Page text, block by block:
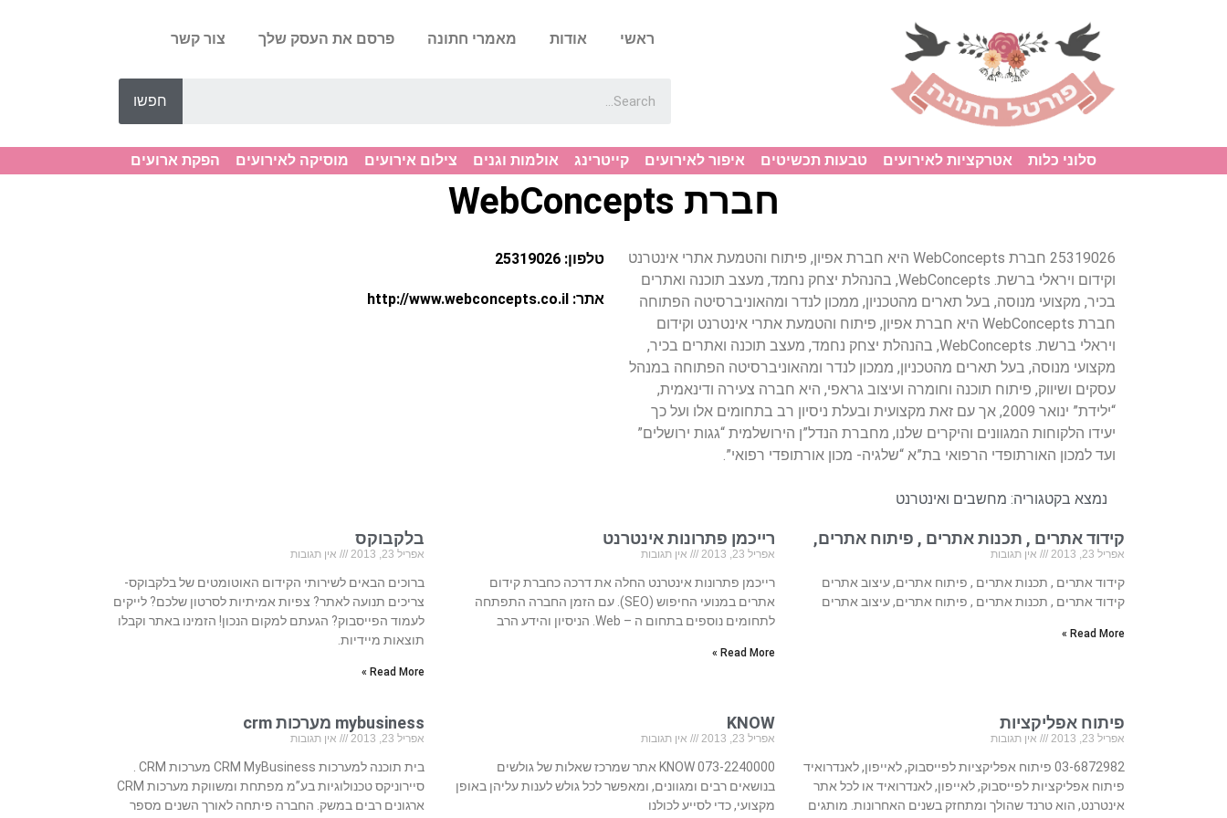
ראשי אודות מאמרי חתונה פרסם את העסק שלך צור קשר
חפשו
סלוני כלות אטרקציות לאירועים טבעות תכשיטים איפור לאירועים קייטרינג אולמות וגנים צילום אירועים מוסיקה לאירועים הפקת ארועים
חברת WebConcepts
25319026 חברת WebConcepts היא חברת אפיון, פיתוח והטמעת אתרי אינטרנט
וקידום ויראלי ברשת. WebConcepts, בהנהלת יצחק נחמד, מעצב תוכנה ואתרים
בכיר, מקצועי מנוסה, בעל תארים מהטכניון, ממכון לנדר ומהאוניברסיטה הפתוחה
חברת WebConcepts היא חברת אפיון, פיתוח והטמעת אתרי אינטרנט וקידום
ויראלי ברשת. WebConcepts, בהנהלת יצחק נחמד, מעצב תוכנה ואתרים בכיר,
מקצועי מנוסה, בעל תארים מהטכניון, ממכון לנדר ומהאוניברסיטה הפתוחה במנהל
עסקים ושיווק, פיתוח תוכנה וחומרה ועיצוב גראפי, היא חברה צעירה ודינאמית,
“ילידת” ינואר 2009, אך עם זאת מקצועית ובעלת ניסיון רב בתחומים אלו ועל כך
יעידו הלקוחות המגוונים והיקרים שלנו, מחברת הנדל”ן הירושלמית “גגות ירושלים”
ועד למכון האורתופדי הרפואי בת”א “שלגיה- מכון אורתופדי רפואי”.
טלפון: 25319026
אתר: http://www.webconcepts.co.il
נמצא בקטגוריה: מחשבים ואינטרנט
קידוד אתרים , תכנות אתרים , פיתוח אתרים,
אפריל 23, 2013 אין תגובות
קידוד אתרים , תכנות אתרים , פיתוח אתרים, עיצוב אתרים
קידוד אתרים , תכנות אתרים , פיתוח אתרים, עיצוב אתרים
Read More »
רייכמן פתרונות אינטרנט
אפריל 23, 2013 אין תגובות
רייכמן פתרונות אינטרנט החלה את דרכה כחברת קידום
אתרים במנועי החיפוש (SEO). עם הזמן החברה התפתחה
לתחומים נוספים בתחום ה – Web. הניסיון והידע הרב
Read More »
בלקבוקס
אפריל 23, 2013 אין תגובות
ברוכים הבאים לשירותי הקידום האוטומטים של בלקבוקס-
צריכים תנועה לאתר? צפיות אמיתיות לסרטון שלכם? לייקים
לעמוד הפייסבוק? הגעתם למקום הנכון! הזמינו באתר וקבלו
תוצאות מיידיות.
Read More »
פיתוח אפליקציות
אפריל 23, 2013 אין תגובות
03-6872982 פיתוח אפליקציות לפייסבוק, לאייפון, לאנדרואיד
פיתוח אפליקציות לפייסבוק, לאייפון, לאנדרואיד או לכל אתר
אינטרנט, הוא טרנד שהולך ומתחזק בשנים האחרונות. מותגים
KNOW
אפריל 23, 2013 אין תגובות
073-2240000 KNOW אתר שמרכז שאלות של גולשים
בנושאים רבים ומגוונים, ומאפשר לכל גולש לענות עליהן באופן
מקצועי, כדי לסייע לכולנו
mybusiness מערכות crm
אפריל 23, 2013 אין תגובות
בית תוכנה למערכות CRM MyBusiness מערכות CRM .
סיירוניקס טכנולוגיות בע”מ מפתחת ומשווקת מערכות CRM
ארגונים רבים במשק. החברה פיתחה לאורך השנים מספר